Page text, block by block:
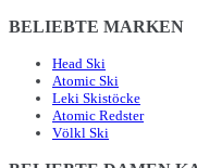
BELIEBTE MARKEN
Head Ski
Atomic Ski
Leki Skistöcke
Atomic Redster
Völkl Ski